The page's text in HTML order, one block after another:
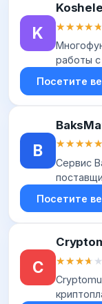
K ★★★★★
★★★★★
работы
Посетите
B ★★★★★
★★★★★
Сервис
обмена
Посетите
C ★★★★★
★★★★★